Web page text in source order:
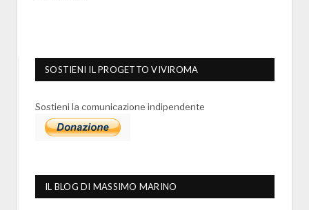
SOSTIENI IL PROGETTO VIVIROMA
Sostieni la comunicazione indipendente
IL BLOG DI MASSIMO MARINO